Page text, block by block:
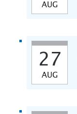
AUG
27
AUG